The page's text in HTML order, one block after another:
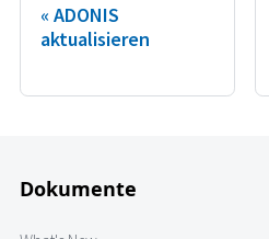
ADONIS
aktualisieren
Dokumente